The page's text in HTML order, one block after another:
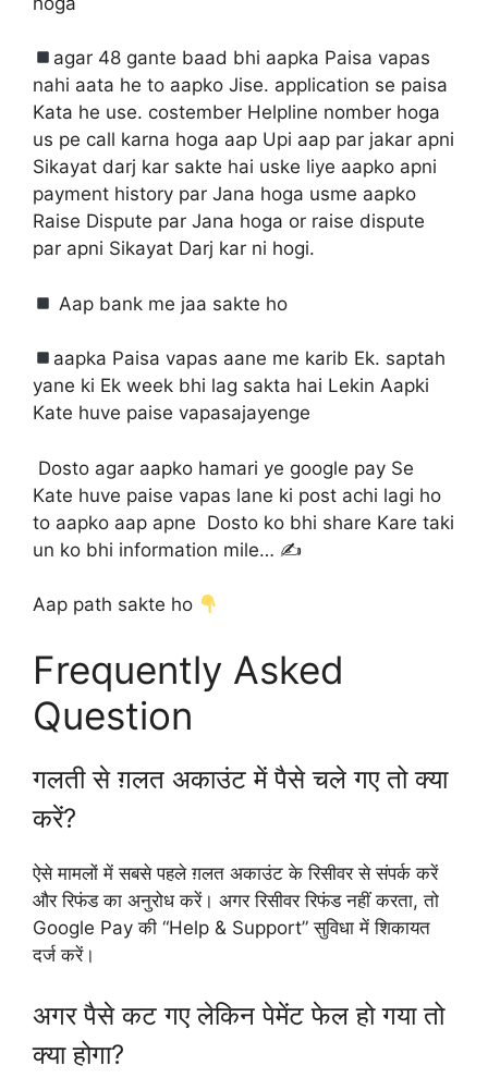
agar 48 gante baad bhi aapka Paisa vapas
nahi aata he to aapko Jise. application se paisa
Kata he use. costember Helpline nomber hoga
us pe call karna hoga aap Upi aap par jakar apni
Sikayat darj kar sakte hai uske liye aapko apni
payment history par Jana hoga usme aapko
Raise Dispute par Jana hoga or raise dispute
par apni Sikayat Darj kar ni hogi.
Aap bank me jaa sakte ho
aapka Paisa vapas aane me karib Ek. saptah
yane ki Ek week bhi lag sakta hai Lekin Aapki
Kate huve paise vapasajayenge
Dosto agar aapko hamari ye google pay Se
Kate huve paise vapas lane ki post achi lagi ho
to aapko aap apne Dosto ko bhi share Kare taki
un ko bhi information mile… ✍️
Aap path sakte ho
Frequently Asked
Question
गलती से ग़लत अकाउंट में पैसे चले गए तो क्या
करें?
ऐसे मामलों में सबसे पहले ग़लत अकाउंट के रिसीवर से संपर्क करें
और रिफंड का अनुरोध करें। अगर रिसीवर रिफंड नहीं करता, तो
Google Pay की “Help & Support” सुविधा में शिकायत
दर्ज करें।
अगर पैसे कट गए लेकिन पेमेंट फेल हो गया तो
क्या होगा?